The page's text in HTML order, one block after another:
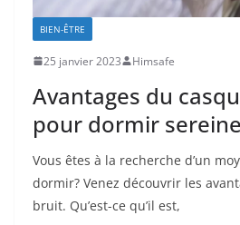
BIEN-ÊTRE
25 janvier 2023 Himsafe
Avantages du
pour dormir
Vous êtes à la recherche d’un
dormir? Venez découvrir les
bruit. Qu’est-ce qu’il est,